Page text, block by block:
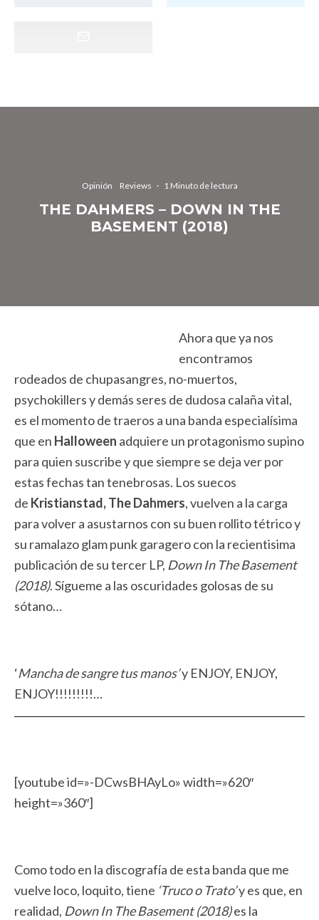
Opinión Reviews · 1 Minuto de lectura
THE DAHMERS – DOWN IN THE
BASEMENT (2018)
Ahora que ya nos
encontramos
rodeados de chupasangres, no-muertos,
psychokillers y demás seres de dudosa calaña vital,
es el momento de traeros a una banda especialísima
que en Halloween adquiere un protagonismo supino
para quien suscribe y que siempre se deja ver por
estas fechas tan tenebrosas. Los suecos
de Kristianstad, The Dahmers, vuelven a la carga
para volver a asustarnos con su buen rollito tétrico y
su ramalazo glam punk garagero con la recientisima
publicación de su tercer LP, Down In The Basement
(2018). Sígueme a las oscuridades golosas de su
sótano…
‘Mancha de sangre tus manos’y ENJOY, ENJOY,
ENJOY!!!!!!!!!…
[youtube id=»-DCwsBHAyLo» width=»620″
height=»360″]
Como todo en la discografía de esta banda que me
vuelve loco, loquito, tiene ‘Truco o Trato’y es que, en
realidad, Down In The Basement (2018)es la